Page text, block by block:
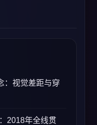
：视觉差距与穿
2018年全线贯